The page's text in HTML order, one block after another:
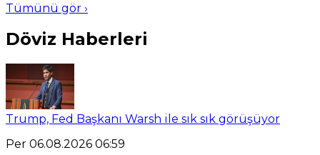
Tümünü gör ›
Döviz Haberleri
Trump, Fed Başkanı Warsh ile sık sık görüşüyor
Per 06.08.2026 06:59